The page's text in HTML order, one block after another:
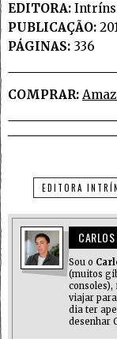
EDITORA:
PUBLICAÇÃO:
PÁGINAS: 336
COMPRAR:
EDITORA
Sou o
(muitos
consoles),
viajar
dia ter
desenhar